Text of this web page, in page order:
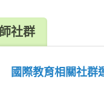
社群
國際教育相關社群